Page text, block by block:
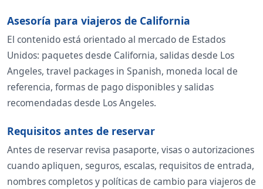
Asesoría para viajeros de California
El contenido está orientado al mercado de Estados
Unidos: paquetes desde California, salidas desde Los
Angeles, travel packages in Spanish, moneda local de
referencia, formas de pago disponibles y salidas
recomendadas desde Los Angeles.
Requisitos antes de reservar
Antes de reservar revisa pasaporte, visas o autorizaciones
cuando apliquen, seguros, escalas, requisitos de entrada,
nombres completos y políticas de cambio para viajeros de